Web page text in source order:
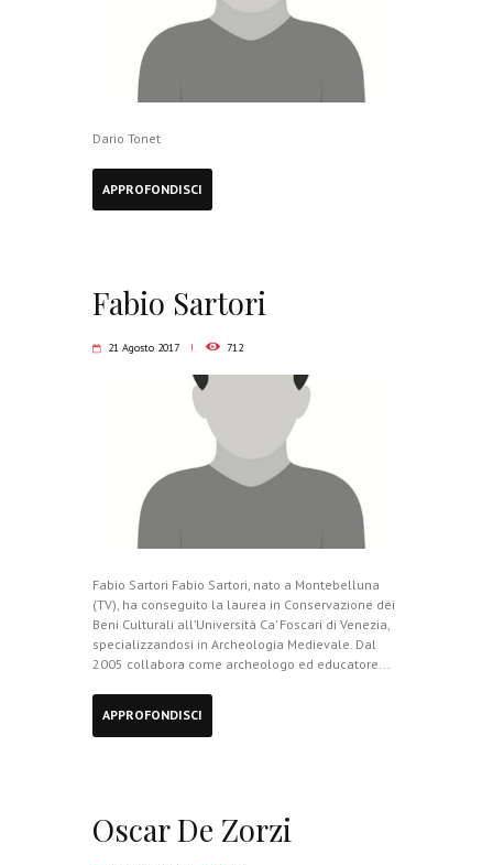
Dario Tonet
APPROFONDISCI
Fabio Sartori
21 Agosto 2017 712
Fabio Sartori Fabio Sartori, nato a Montebelluna
(TV), ha conseguito la laurea in Conservazione dei
Beni Culturali all’Università Ca’ Foscari di Venezia,
specializzandosi in Archeologia Medievale. Dal
2005 collabora come archeologo ed educatore...
APPROFONDISCI
Oscar De Zorzi